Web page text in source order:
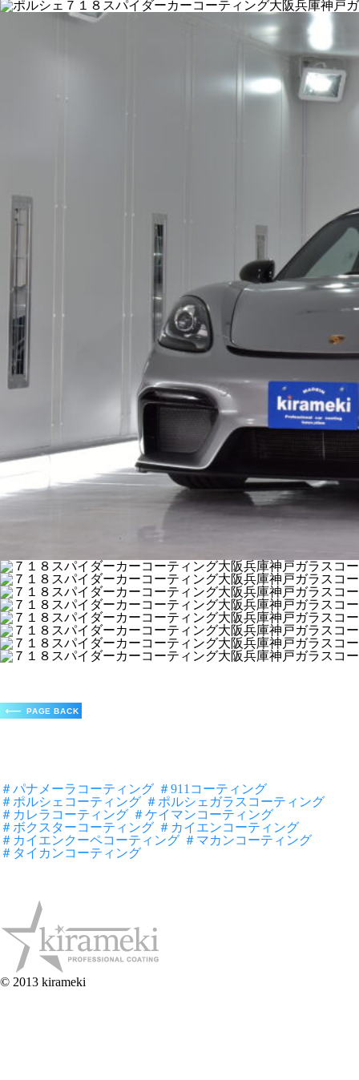
＃パナメーラコーティング ＃911コーティング
＃ポルシェコーティング ＃ポルシェガラスコーティング
＃カレラコーティング ＃ケイマンコーティング
＃ボクスターコーティング ＃カイエンコーティング
＃カイエンクーペコーティング ＃マカンコーティング
＃タイカンコーティング
© 2013 kirameki